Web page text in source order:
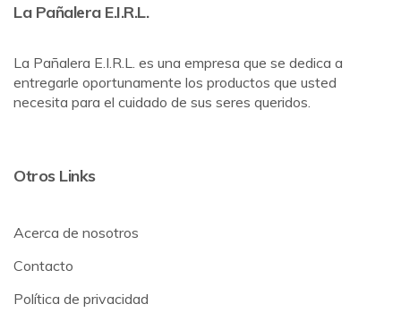
La Pañalera E.I.R.L.
La Pañalera E.I.R.L. es una empresa que se dedica a
entregarle oportunamente los productos que usted
necesita para el cuidado de sus seres queridos.
Otros Links
Acerca de nosotros
Contacto
Política de privacidad